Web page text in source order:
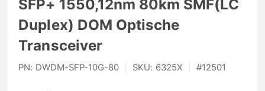
SFP+ 1550,12nm 80km SMF(LC
Duplex) DOM Optische
Transceiver
PN: DWDM-SFP-10G-80 SKU: 6325X #12501